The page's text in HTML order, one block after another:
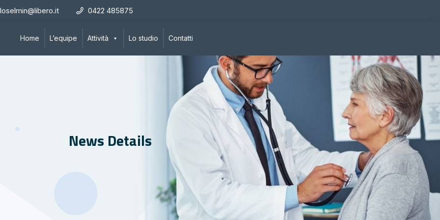
0422 485875
Home L’equipe Attività Lo studio Contatti
News Details